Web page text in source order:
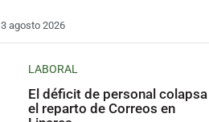
3 agosto 2026
LABORAL
El déficit de personal colapsa
el reparto de Correos en